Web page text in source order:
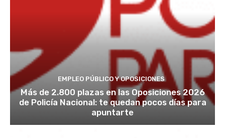
EMPLEO PÚBLICO Y OPOSICIONES
Más de 2.800 plazas en las Oposiciones 2026
de Policía Nacional: te quedan pocos días para
apuntarte